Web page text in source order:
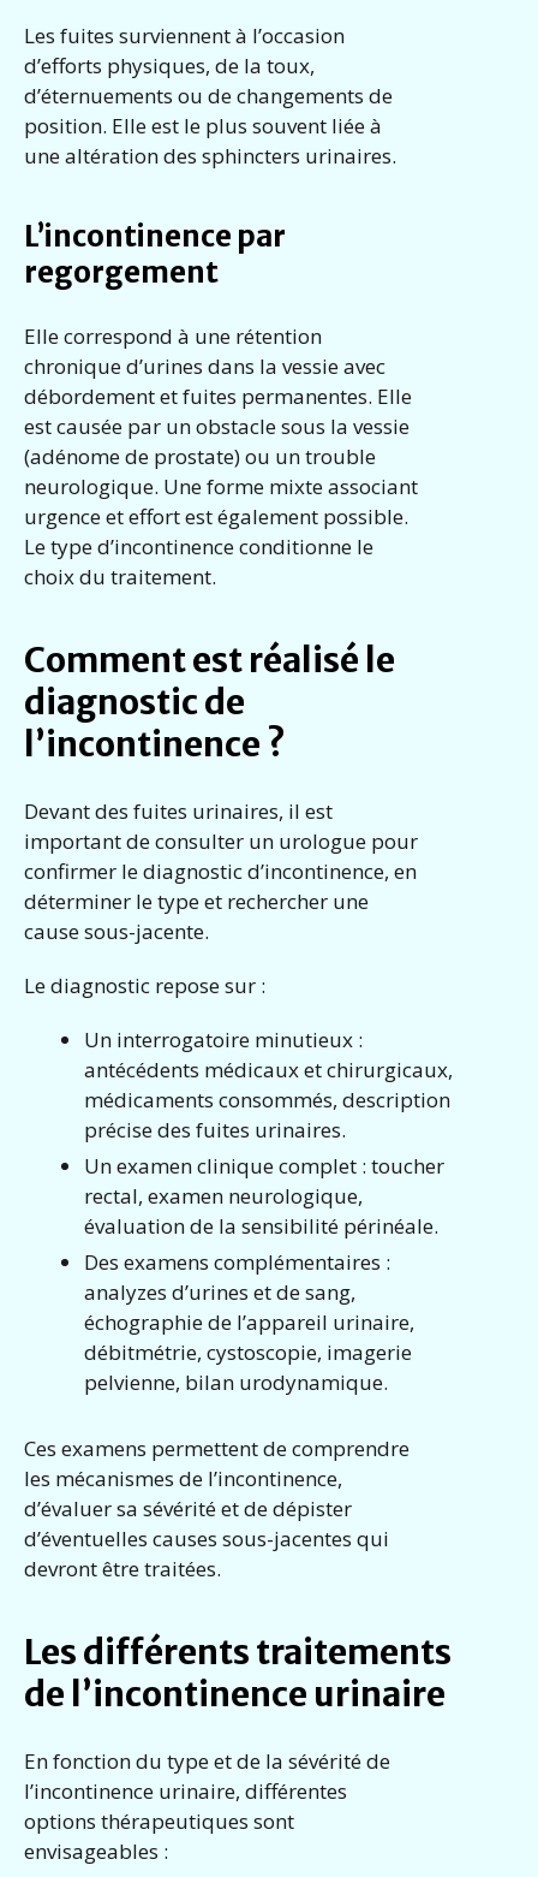
Les fuites surviennent à l’occasion
d’efforts physiques, de la toux,
d’éternuements ou de changements de
position. Elle est le plus souvent liée à
une altération des sphincters urinaires.
L’incontinence par
regorgement
Elle correspond à une rétention
chronique d’urines dans la vessie avec
débordement et fuites permanentes. Elle
est causée par un obstacle sous la vessie
(adénome de prostate) ou un trouble
neurologique. Une forme mixte associant
urgence et effort est également possible.
Le type d’incontinence conditionne le
choix du traitement.
Comment est réalisé le
diagnostic de
l’incontinence ?
Devant des fuites urinaires, il est
important de consulter un urologue pour
confirmer le diagnostic d’incontinence, en
déterminer le type et rechercher une
cause sous-jacente.
Le diagnostic repose sur :
Un interrogatoire minutieux :
antécédents médicaux et chirurgicaux,
médicaments consommés, description
précise des fuites urinaires.
Un examen clinique complet : toucher
rectal, examen neurologique,
évaluation de la sensibilité périnéale.
Des examens complémentaires :
analyzes d’urines et de sang,
échographie de l’appareil urinaire,
débitmétrie, cystoscopie, imagerie
pelvienne, bilan urodynamique.
Ces examens permettent de comprendre
les mécanismes de l’incontinence,
d’évaluer sa sévérité et de dépister
d’éventuelles causes sous-jacentes qui
devront être traitées.
Les différents traitements
de l’incontinence urinaire
En fonction du type et de la sévérité de
l’incontinence urinaire, différentes
options thérapeutiques sont
envisageables :